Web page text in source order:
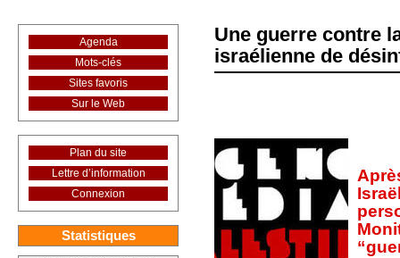
Une guerre contre
israélienne de
Agenda
Mots-clés
Sites favoris
Sur le Web
Plan du site
Lettre d’information
Connexion
Statistiques